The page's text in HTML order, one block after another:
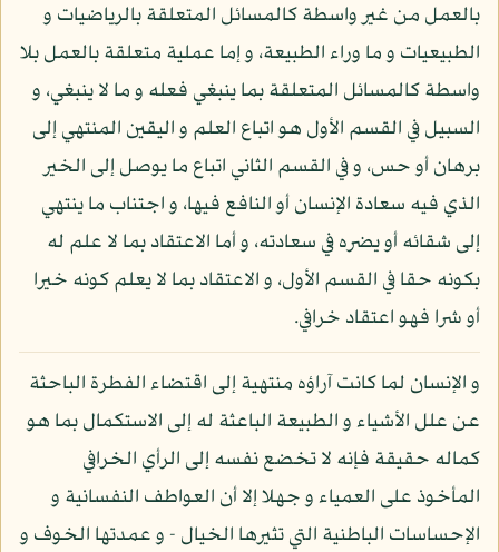
بالعمل من غير واسطة كالمسائل المتعلقة بالرياضيات و
الطبيعيات و ما وراء الطبيعة، و إما عملية متعلقة بالعمل بلا
واسطة كالمسائل المتعلقة بما ينبغي فعله و ما لا ينبغي، و
السبيل في القسم الأول هو اتباع العلم و اليقين المنتهي إلى
برهان أو حس، و في القسم الثاني اتباع ما يوصل إلى الخير
الذي فيه سعادة الإنسان أو النافع فيها، و اجتناب ما ينتهي
إلى شقائه أو يضره في سعادته، و أما الاعتقاد بما لا علم له
بكونه حقا في القسم الأول، و الاعتقاد بما لا يعلم كونه خيرا
أو شرا فهو اعتقاد خرافي.
و الإنسان لما كانت آراؤه منتهية إلى اقتضاء الفطرة الباحثة
عن علل الأشياء و الطبيعة الباعثة له إلى الاستكمال بما هو
كماله حقيقة فإنه لا تخضع نفسه إلى الرأي الخرافي
المأخوذ على العمياء و جهلا إلا أن العواطف النفسانية و
الإحساسات الباطنية التي تثيرها الخيال - و عمدتها الخوف و